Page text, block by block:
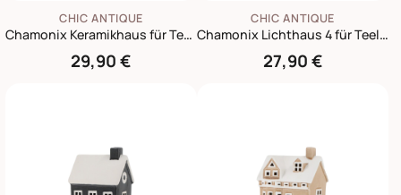
CHIC ANTIQUE
Chamonix Keramikhaus für Teelicht 7, sky blue
29,90 €
CHIC ANTIQUE
Chamonix Lichthaus 4 für Teelicht, verte
27,90 €